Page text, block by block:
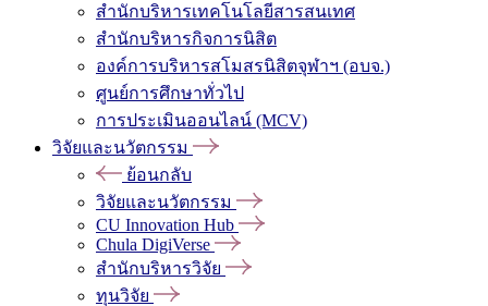
สำนักบริหารเทคโนโลยีสารสนเทศ
สำนักบริหารกิจการนิสิต
องค์การบริหารสโมสรนิสิตจุฬาฯ (อบจ.)
ศูนย์การศึกษาทั่วไป
การประเมินออนไลน์ (MCV)
วิจัยและนวัตกรรม
ย้อนกลับ
วิจัยและนวัตกรรม
CU Innovation Hub
Chula DigiVerse
สำนักบริหารวิจัย
ทุนวิจัย